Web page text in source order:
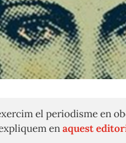
el periodisme en
enaquest